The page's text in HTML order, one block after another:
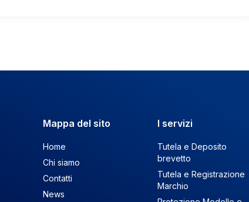
Mappa del sito
Home
Chi siamo
Contatti
News
I servizi
Tutela e Deposito
brevetto
Tutela e Registrazione
Marchio